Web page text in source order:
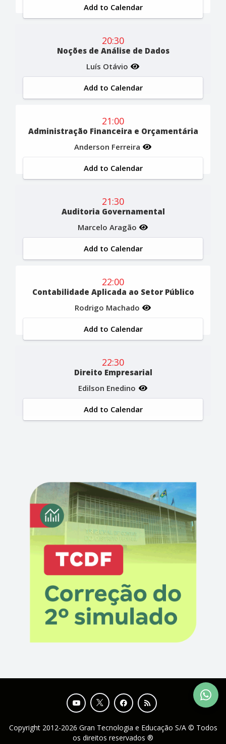
Add to Calendar
20:30
Noções de Análise de Dados
Luís Otávio
Add to Calendar
21:00
Administração Financeira e Orçamentária
Anderson Ferreira
Add to Calendar
21:30
Auditoria Governamental
Marcelo Aragão
Add to Calendar
22:00
Contabilidade Aplicada ao Setor Público
Rodrigo Machado
Add to Calendar
22:30
Direito Empresarial
Edilson Enedino
Add to Calendar
Copyright 2012-2026 Gran Tecnologia e Educação S/A © Todos
os direitos reservados ®